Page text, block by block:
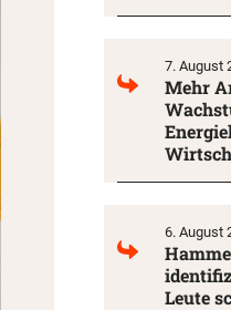
7. August
Mehr
6. August
Leute